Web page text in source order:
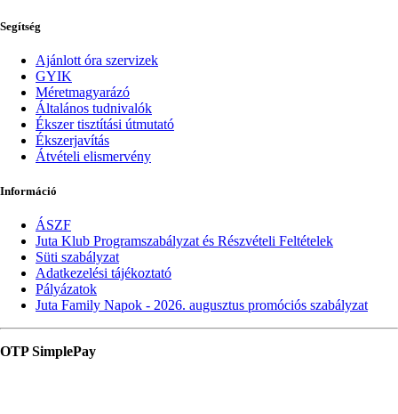
Segítség
Ajánlott óra szervizek
GYIK
Méretmagyarázó
Általános tudnivalók
Ékszer tisztítási útmutató
Ékszerjavítás
Átvételi elismervény
Információ
ÁSZF
Juta Klub Programszabályzat és Részvételi Feltételek
Süti szabályzat
Adatkezelési tájékoztató
Pályázatok
Juta Family Napok - 2026. augusztus promóciós szabályzat
OTP SimplePay